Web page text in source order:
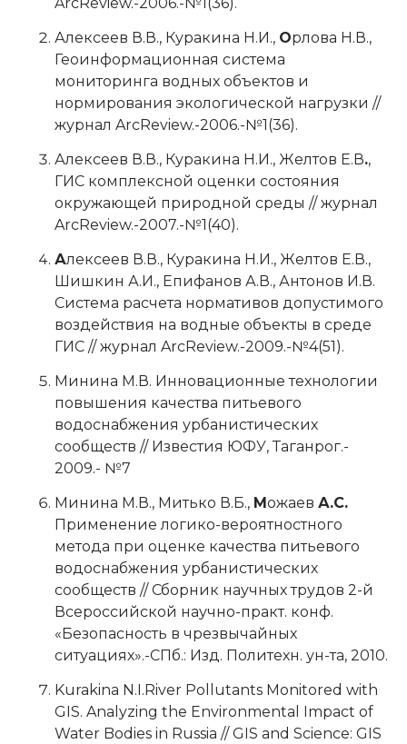
Алексеев В.В., Куракина Н.И., Орлова Н.В.,
Геоинформационная система
мониторинга водных объектов и
нормирования экологической нагрузки //
журнал ArcReview.-2006.-№1(36).
Алексеев В.В., Куракина Н.И., Желтов Е.В.,
ГИС комплексной оценки состояния
окружающей природной среды // журнал
ArcReview.-2007.-№1(40).
Алексеев В.В., Куракина Н.И., Желтов Е.В.,
Шишкин А.И., Епифанов А.В., Антонов И.В.
Система расчета нормативов допустимого
воздействия на водные объекты в среде
ГИС // журнал ArcReview.-2009.-№4(51).
Минина М.В. Инновационные технологии
повышения качества питьевого
водоснабжения урбанистических
сообществ // Известия ЮФУ, Таганрог.-
2009.- №7
Минина М.В., Митько В.Б., М ожаев А.С.
Применение логико-вероятностного
метода при оценке качества питьевого
водоснабжения урбанистических
сообществ // Сборник научных трудов 2-й
Всероссийской научно-практ. конф.
«Безопасность в чрезвычайных
ситуациях».-СПб.: Изд. Политехн. ун-та, 2010.
Kurakina N.I.River Pollutants Monitored with
GIS. Analyzing the Environmental Impact of
Water Bodies in Russia // GIS and Science: GIS